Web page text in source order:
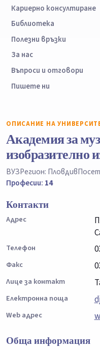
Кариерно консултиране
Библиотека
Полезни връзки
За нас
Въпроси и отговори
Пишете ни
ОПИСАНИЕ НА
Академия за
изобразително
ВУЗРегион: Пловдив
Професии: 14
Контакти
Адрес
Телефон
Факс
Лице за контакт
Електронна поща
Web адрес
Обща информация